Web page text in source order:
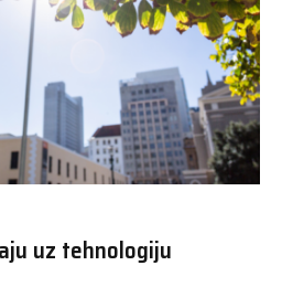
uz tehnologiju